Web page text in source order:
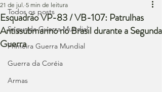
Todos os posts
Segunda Guerra Mundial
Primeira Guerra Mundial
Guerra da Coréia
Armas
Esquadrão VP-83 / VB-107: Patrulhas
Antissubmarino no Brasil durante a Segunda
Guerra
21 de jul. 5 min de leitura